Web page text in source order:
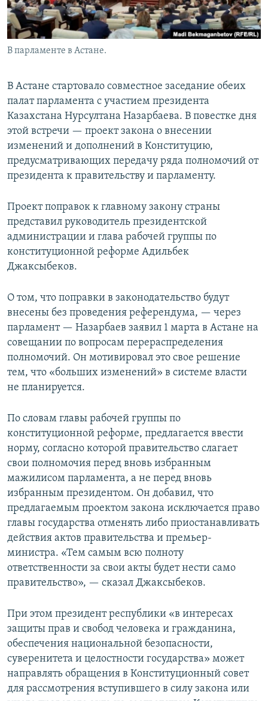
В парламенте в Астане.
В Астане стартовало совместное заседание обеих
палат парламента с участием президента
Казахстана Нурсултана Назарбаева. В повестке дня
этой встречи — проект закона о внесении
изменений и дополнений в Конституцию,
предусматривающих передачу ряда полномочий от
президента к правительству и парламенту.
Проект поправок к главному закону страны
представил руководитель президентской
администрации и глава рабочей группы по
конституционной реформе Адильбек
Джаксыбеков.
О том, что поправки в законодательство будут
внесены без проведения референдума, — через
парламент — Назарбаев заявил 1 марта в Астане на
совещании по вопросам перераспределения
полномочий. Он мотивировал это свое решение
тем, что «больших изменений» в системе власти
не планируется.
По словам главы рабочей группы по
конституционной реформе, предлагается ввести
норму, согласно которой правительство слагает
свои полномочия перед вновь избранным
мажилисом парламента, а не перед вновь
избранным президентом. Он добавил, что
предлагаемым проектом закона исключается право
главы государства отменять либо приостанавливать
действия актов правительства и премьер-
министра. «Тем самым всю полноту
ответственности за свои акты будет нести само
правительство», — сказал Джаксыбеков.
При этом президент республики «в интересах
защиты прав и свобод человека и гражданина,
обеспечения национальной безопасности,
суверенитета и целостности государства» может
направлять обращения в Конституционный совет
для рассмотрения вступившего в силу закона или